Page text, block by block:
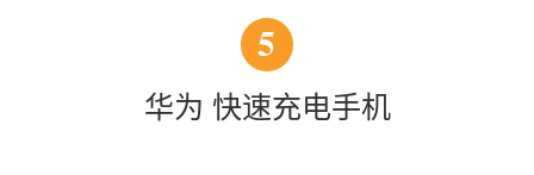
5
华为 快速充电手机